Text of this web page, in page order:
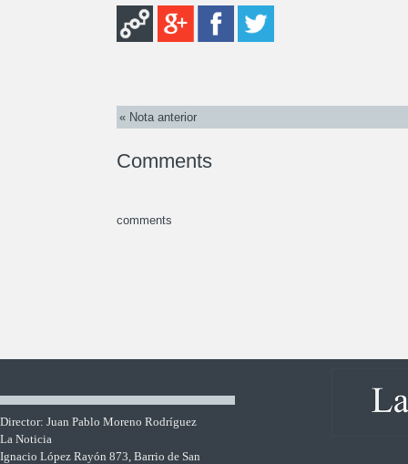
« Nota anterior
Comments
comments
Director: Juan Pablo Moreno Rodríguez
La Noticia
Ignacio López Rayón 873, Barrio de San